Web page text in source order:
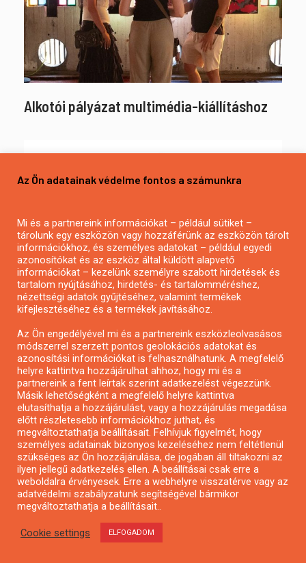
Alkotói pályázat multimédia-kiállításhoz
Pályázat a nemek közötti egyenlőség
európai mozgalmainak erősítésére
MENÜ
Kezdőlap
Pályázatírás
Bemutatkozás
Médiaajánlat
Hírlevél feliratkozás
Az Ön adatainak védelme fontos a számunkra
Mi és a partnereink információkat – például sütiket –
tárolunk egy eszközön vagy hozzáférünk az eszközön tárolt
információkhoz, és személyes adatokat – például egyedi
azonosítókat és az eszköz által küldött alapvető
információkat – kezelünk személyre szabott hirdetések és
tartalom nyújtásához, hirdetés- és tartalomméréshez,
nézettségi adatok gyűjtéséhez, valamint termékek
kifejlesztéséhez és a termékek javításához.
Az Ön engedélyével mi és a partnereink eszközleolvasásos
módszerrel szerzett pontos geolokációs adatokat és
azonosítási információkat is felhasználhatunk. A megfelelő
helyre kattintva hozzájárulhat ahhoz, hogy mi és a
partnereink a fent leírtak szerint adatkezelést végezzünk.
Másik lehetőségként a megfelelő helyre kattintva
elutasíthatja a hozzájárulást, vagy a hozzájárulás megadása
előtt részletesebb információkhoz juthat, és
megváltoztathatja beállításait. Felhívjuk figyelmét, hogy
személyes adatainak bizonyos kezeléséhez nem feltétlenül
szükséges az Ön hozzájárulása, de jogában áll tiltakozni az
ilyen jellegű adatkezelés ellen. A beállításai csak erre a
weboldalra érvényesek. Erre a webhelyre visszatérve vagy az
adatvédelmi szabályzatunk segítségével bármikor
megváltoztathatja a beállításait..
Cookie settings ELFOGADOM